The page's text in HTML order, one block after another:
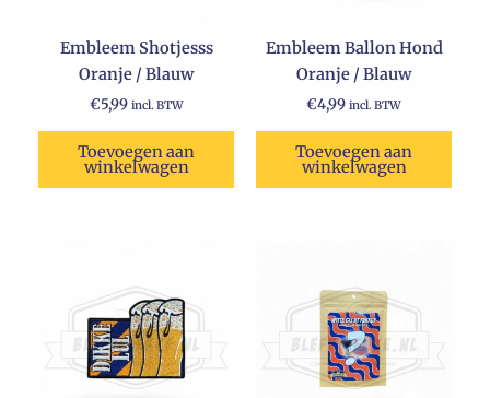
Embleem Shotjesss
Oranje / Blauw
€5,99 incl. BTW
Toevoegen aan
winkelwagen
Embleem Ballon Hond
Oranje / Blauw
€4,99 incl. BTW
Toevoegen aan
winkelwagen